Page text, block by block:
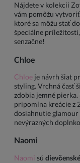
Nájdete v kolekcii
vám pomôžu
ktoré sa môžu stať
špeciálne
senzačne!
Chloe
Chloe je návrh šiat
styling. Vrchná časť
zdobia jemné
pripomína kreácie z
dosiahnutie
nevýrazných
Naomi
Naomi sú